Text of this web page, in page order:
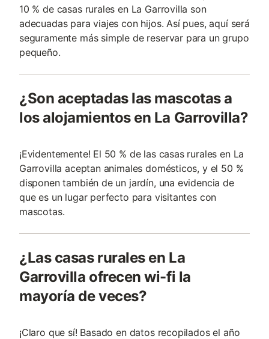
10 % de casas rurales en La Garrovilla son
adecuadas para viajes con hijos. Así pues, aquí será
seguramente más simple de reservar para un grupo
pequeño.
¿Son aceptadas las mascotas a
los alojamientos en La Garrovilla?
¡Evidentemente! El 50 % de las casas rurales en La
Garrovilla aceptan animales domésticos, y el 50 %
disponen también de un jardín, una evidencia de
que es un lugar perfecto para visitantes con
mascotas.
¿Las casas rurales en La
Garrovilla ofrecen wi-fi la
mayoría de veces?
¡Claro que sí! Basado en datos recopilados el año